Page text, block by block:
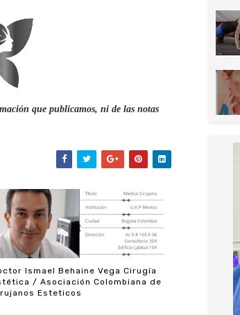
que publicamos, ni de las notas
Ismael Behaine Vega Cirugía
/ Asociación Colombiana de
Esteticos